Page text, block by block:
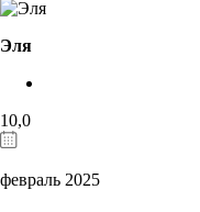
Эля
10,0
февраль 2025